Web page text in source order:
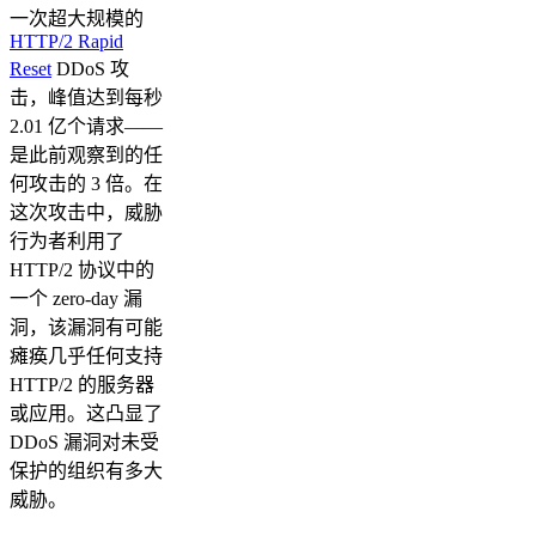
一次超大规模的
HTTP/2 Rapid
Reset DDoS 攻
击，峰值达到每秒
2.01 亿个请求——
是此前观察到的任
何攻击的 3 倍。在
这次攻击中，威胁
行为者利用了
HTTP/2 协议中的
一个 zero-day 漏
洞，该漏洞有可能
瘫痪几乎任何支持
HTTP/2 的服务器
或应用。这凸显了
DDoS 漏洞对未受
保护的组织有多大
威胁。